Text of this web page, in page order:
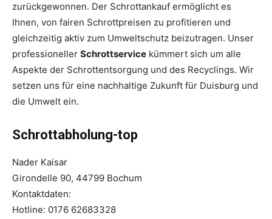
zurückgewonnen. Der Schrottankauf ermöglicht es
Ihnen, von fairen Schrottpreisen zu profitieren und
gleichzeitig aktiv zum Umweltschutz beizutragen. Unser
professioneller Schrottservice kümmert sich um alle
Aspekte der Schrottentsorgung und des Recyclings. Wir
setzen uns für eine nachhaltige Zukunft für Duisburg und
die Umwelt ein.
Schrottabholung-top
Nader Kaisar
Girondelle 90, 44799 Bochum
Kontaktdaten:
Hotline: 0176 62683328